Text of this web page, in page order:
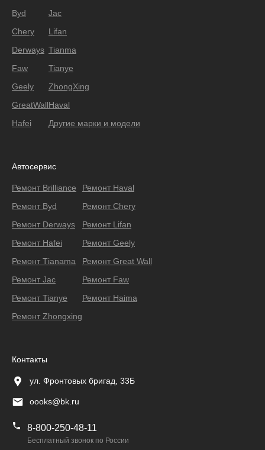
Byd
Chery
Derways
Faw
Geely
GreatWall
Hafei
Jac
Lifan
Tianma
Tianye
ZhongXing
Haval
Другие марки и модели
Автосервис
Ремонт Brilliance
Ремонт Byd
Ремонт Derways
Ремонт Hafei
Ремонт Тianama
Ремонт Jac
Ремонт Tianye
Ремонт Zhongxing
Ремонт Haval
Ремонт Chery
Ремонт Lifan
Ремонт Geely
Ремонт Great Wall
Ремонт Faw
Ремонт Haima
Контакты
ул. Фронтовых бригад, 33Б
oooks@bk.ru
8-800-250-48-11
Бесплатный звонок по России